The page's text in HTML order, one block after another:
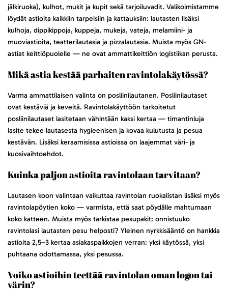
jälkiruoka), kulhot, mukit ja kupit sekä tarjoiluvadit. Valikoimistamme
löydät astioita kaikkiin tarpeisiin ja kattauksiin: lautasten lisäksi
kulhoja, dippikippoja, kuppeja, mukeja, vateja, melamiini- ja
muoviastioita, teatterilautasia ja pizzalautasia. Muista myös GN-
astiat keittiöpuolelle — ne ovat ammattikeittiön logistiikan perusta.
Mikä astia kestää parhaiten ravintolakäytössä?
Varma ammattilaisen valinta on posliinilautanen. Posliinilautaset
ovat kestäviä ja keveitä. Ravintolakäyttöön tarkoitetut
posliinilautaset lasitetaan vähintään kaksi kertaa — timantinluja
lasite tekee lautasesta hygieenisen ja kovaa kulutusta ja pesua
kestävän. Lisäksi keraamisissa astioissa on laajemmat väri- ja
kuosivaihtoehdot.
Kuinka paljon astioita ravintolaan tarvitaan?
Lautasen koon valintaan vaikuttaa ravintolan ruokalistan lisäksi myös
ravintolapöytien koko — varmista, että saat pöydälle mahtumaan
koko katteen. Muista myös tarkistaa pesupakit: onnistuuko
ravintolasi lautasten pesu helposti? Yleinen nyrkkisääntö on hankkia
astioita 2,5–3 kertaa asiakaspaikkojen verran: yksi käytössä, yksi
puhtaana odottamassa, yksi pesussa.
Voiko astioihin teettää ravintolan oman logon tai
värin?